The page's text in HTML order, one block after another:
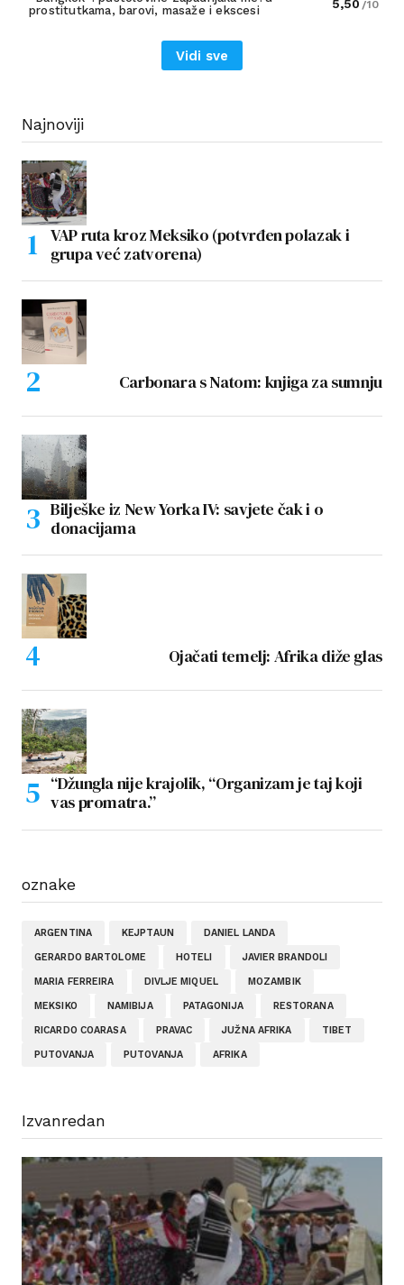
prostitutkama, barovi, masaže i ekscesi
5,50 /10
Vidi sve
Najnoviji
VAP ruta kroz Meksiko (potvrđen polazak i
grupa već zatvorena)
Carbonara s Natom: knjiga za sumnju
Bilješke iz New Yorka IV: savjete čak i o
donacijama
Ojačati temelj: Afrika diže glas
“Džungla nije krajolik, “Organizam je taj koji
vas promatra.”
oznake
ARGENTINA KEJPTAUN DANIEL LANDA
GERARDO BARTOLOME HOTELI JAVIER BRANDOLI
MARIA FERREIRA DIVLJE MIQUEL MOZAMBIK
MEKSIKO NAMIBIJA PATAGONIJA RESTORANA
RICARDO COARASA PRAVAC JUŽNA AFRIKA TIBET
PUTOVANJA PUTOVANJA AFRIKA
Izvanredan